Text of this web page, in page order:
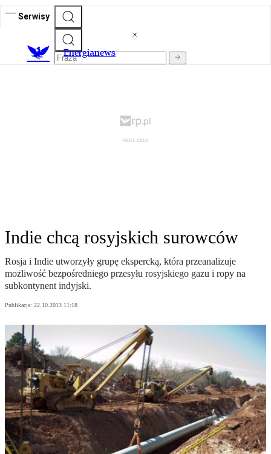
Serwisy
Energianews
Indie chcą rosyjskich surowców
Rosja i Indie utworzyły grupę ekspercką, która przeanalizuje
możliwość bezpośredniego przesyłu rosyjskiego gazu i ropy na
subkontynent indyjski.
Publikacja: 22.10.2013 11:18